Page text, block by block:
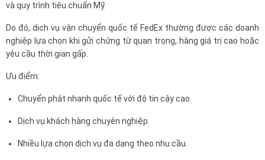
và quy trình tiêu chuẩn Mỹ.
Do đó, dịch vụ vận chuyển quốc tế FedEx thường được các doanh
nghiệp lựa chọn khi gửi chứng từ quan trọng, hàng giá trị cao hoặc
yêu cầu thời gian gấp.
Ưu điểm:
Chuyển phát nhanh quốc tế với độ tin cậy cao.
Dịch vụ khách hàng chuyên nghiệp.
Nhiều lựa chọn dịch vụ đa dạng theo nhu cầu.